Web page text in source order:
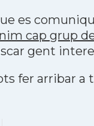
es
cap grup
gent
fer arribar a